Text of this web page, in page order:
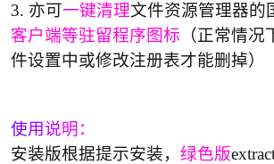
3. 亦可一键清理文件资源管理器的
客户端等驻留程序图标 （正常情
件设置中或修改注册表才能删掉）
使用说明 ：
安装版根据提示安装， 绿色版